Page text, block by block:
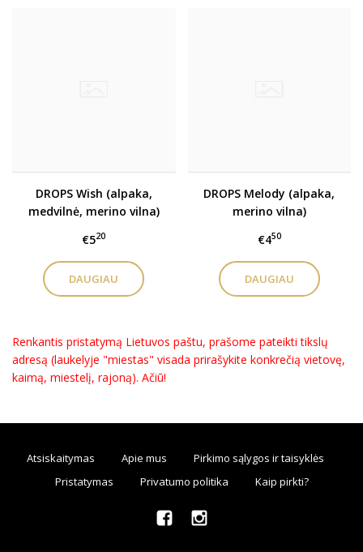
DROPS Wish (alpaka,
medvilnė, merino vilna)
€520
DAUGIAU
DROPS Melody (alpaka,
merino vilna)
€450
DAUGIAU
Renkantis pristatymą Lietuvos paštu, prašome pateikti tikslų
adresą (laukelyje "miestas" visada prirašykite konkrečią vietovę,
kaimą, miestelį, rajoną). Ačiū!
Atsiskaitymas Apie mus
Pirkimo sąlygos ir taisyklės
Pristatymas
Privatumo politika Kaip pirkti?